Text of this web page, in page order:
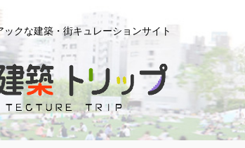
クな建築・街キュレーションサイト